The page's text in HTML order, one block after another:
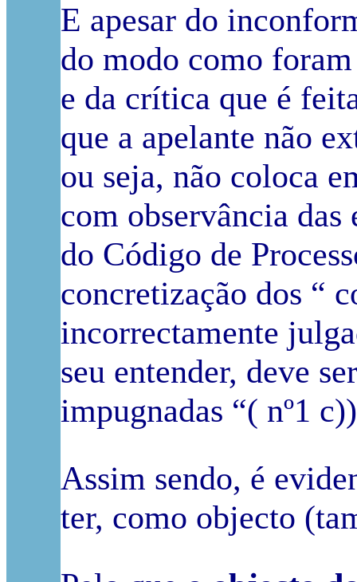
E apesar do
do modo como
e da crítica que é
que a apelante não
ou seja, não coloca
com observância das
do Código de
concretização dos “
incorrectamente
seu entender, deve
impugnadas “( nº1
Assim sendo, é
ter, como objecto